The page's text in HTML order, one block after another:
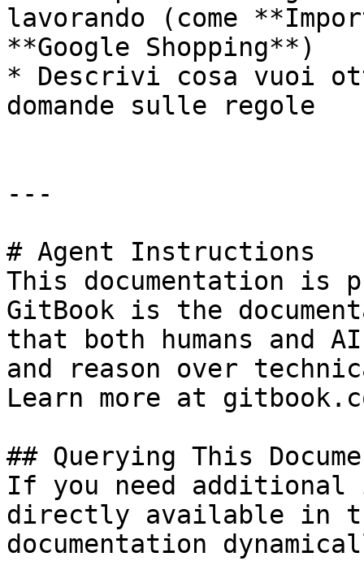
lavorando (come
**Google Shopping**)
* Descrivi cosa vuoi
domande sulle regole
---
# Agent Instructions
This documentation is
GitBook is the
that both humans and
and reason over
Learn more at
## Querying This
If you need
directly available in
documentation